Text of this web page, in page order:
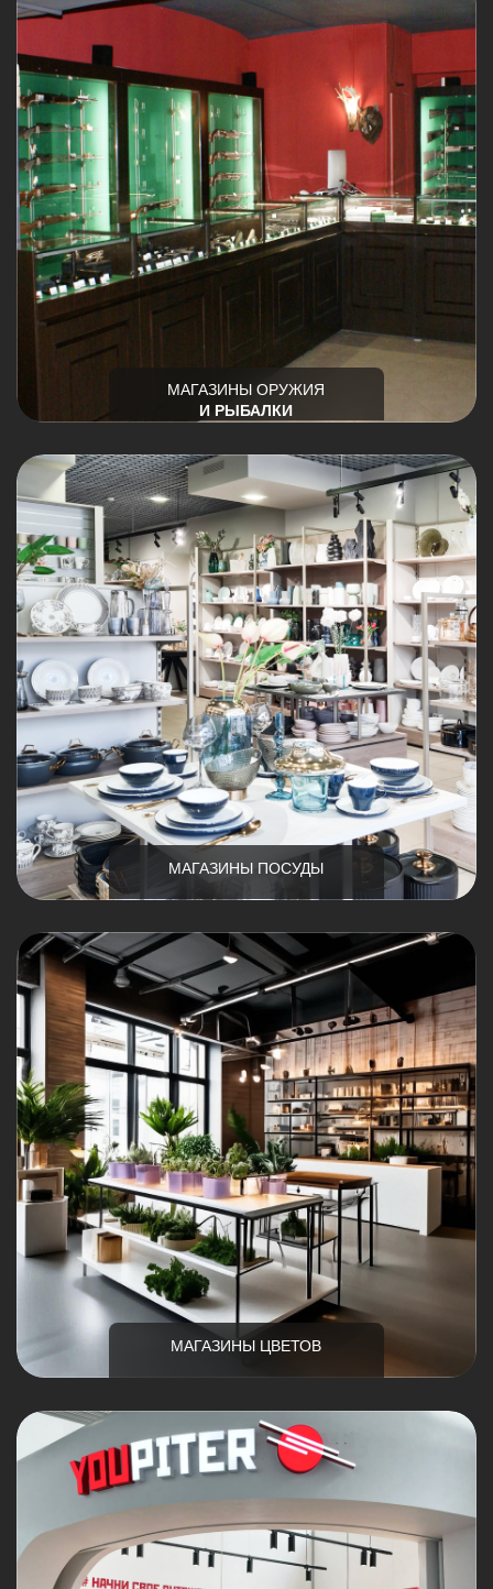
МАГАЗИНЫ ОРУЖИЯ
И РЫБАЛКИ
МАГАЗИНЫ ПОСУДЫ
МАГАЗИНЫ ЦВЕТОВ